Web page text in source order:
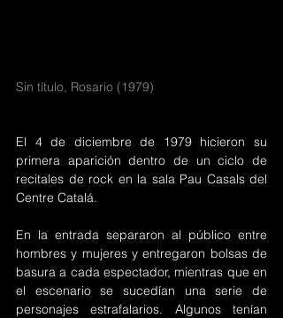
Sin título, Rosario (1979)
El 4 de diciembre de 1979 hicieron su
primera aparición dentro de un ciclo de
recitales de rock en la sala Pau Casals del
Centre Catalá.
En la entrada separaron al público entre
hombres y mujeres y entregaron bolsas de
basura a cada espectador, mientras que en
el escenario se sucedían una serie de
personajes estrafalarios. Algunos tenían